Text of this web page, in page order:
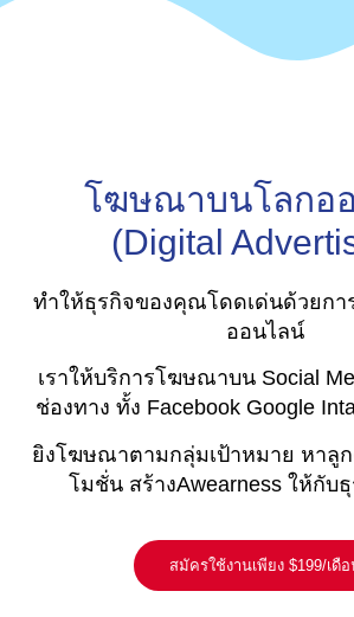
โฆษณาบนโลกอ
(Digital
ทำให้ธุรกิจของคุณโดดเด่นด้วยก
ออนไลน์
เราให้บริการโฆษณาบน Social
ช่องทาง ทั้ง Facebook Google
ยิงโฆษณาตามกลุ่มเป้าหมาย หาลู
โมชั่น สร้างAwearness ให้กับ
สมัครใช้งานเพียง $199/เดื